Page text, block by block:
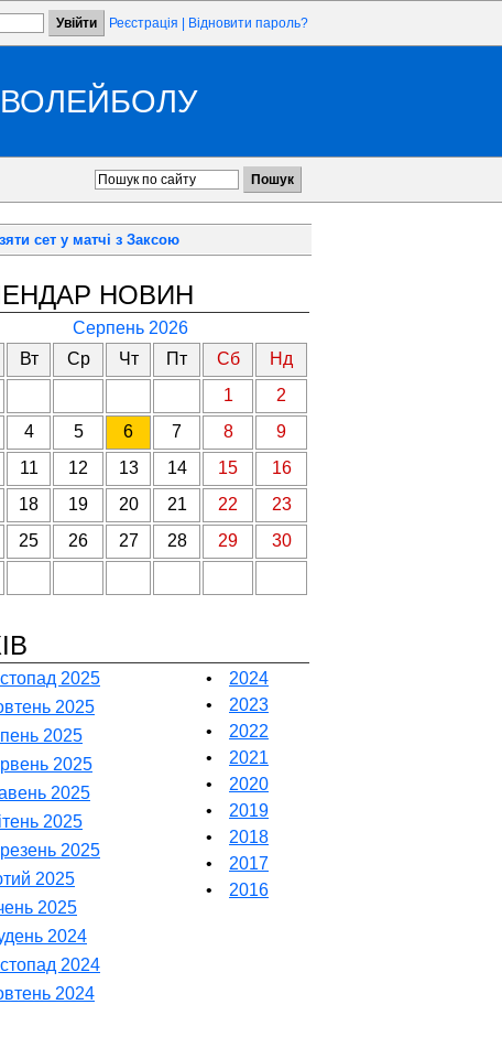
Реєстрація Відновити пароль?
сет у матчі з Заксою
НОВИН
Серпень 2026
Вт Ср Чт Пт Сб
Нд
1
2
4 5 6 7 8
9
11 12 13 14 15
16
18 19 20 21 22
23
25 26 27 28 29
30
2025
2025
2025
2025
2025
2025
2025
2025
2025
2024
2024
2024
•
2024
•
2023
•
2022
•
2021
•
2020
•
2019
•
2018
•
2017
•
2016